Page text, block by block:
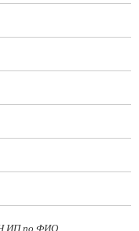
ИП по ФИО